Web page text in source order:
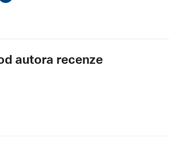
autora recenze